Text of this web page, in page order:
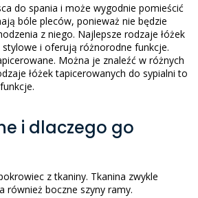
do spania i może wygodnie pomieścić
bóle pleców, ponieważ nie będzie
z niego. Najlepsze rodzaje łóżek
i oferują różnorodne funkcje.
Można je znaleźć w różnych
łóżek tapicerowanych do sypialni to
i dlaczego go
z tkaniny. Tkanina zwykle
również boczne szyny ramy.